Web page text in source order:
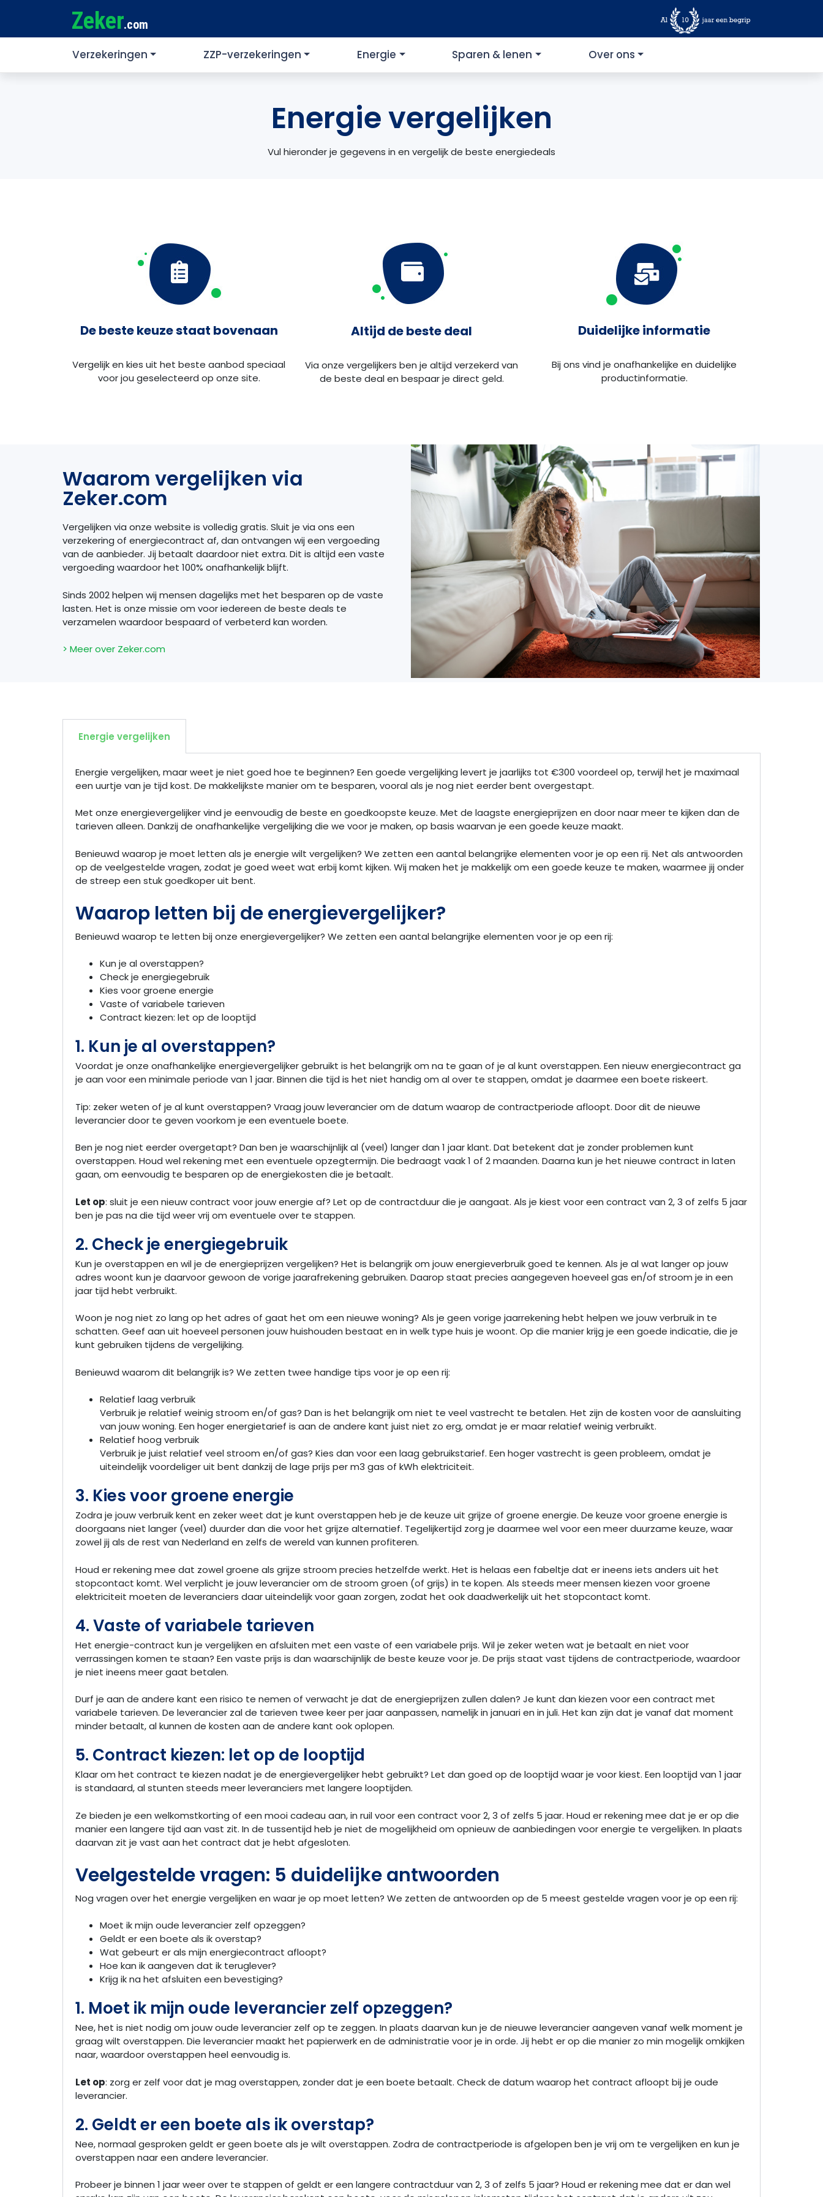
Zeker.com
Verzekeringen ZZP-verzekeringen Energie Sparen & lenen Over ons
Energie vergelijken
Vul hieronder je gegevens in en vergelijk de beste energiedeals
De beste keuze staat bovenaan
Vergelijk en kies uit het beste aanbod speciaal
voor jou geselecteerd op onze site.
Altijd de beste deal
Via onze vergelijkers ben je altijd verzekerd van
de beste deal en bespaar je direct geld.
Duidelijke informatie
Bij ons vind je onafhankelijke en duidelijke
productinformatie.
Waarom vergelijken via
Zeker.com
Vergelijken via onze website is volledig gratis. Sluit je via ons een
verzekering of energiecontract af, dan ontvangen wij een vergoeding
van de aanbieder. Jij betaalt daardoor niet extra. Dit is altijd een vaste
vergoeding waardoor het 100% onafhankelijk blijft.
Sinds 2002 helpen wij mensen dagelijks met het besparen op de vaste
lasten. Het is onze missie om voor iedereen de beste deals te
verzamelen waardoor bespaard of verbeterd kan worden.
> Meer over Zeker.com
Energie vergelijken
Energie vergelijken, maar weet je niet goed hoe te beginnen? Een goede vergelijking levert je jaarlijks tot €300 voordeel op, terwijl het je maximaal
een uurtje van je tijd kost. De makkelijkste manier om te besparen, vooral als je nog niet eerder bent overgestapt.
Met onze energievergelijker vind je eenvoudig de beste en goedkoopste keuze. Met de laagste energieprijzen en door naar meer te kijken dan de
tarieven alleen. Dankzij de onafhankelijke vergelijking die we voor je maken, op basis waarvan je een goede keuze maakt.
Benieuwd waarop je moet letten als je energie wilt vergelijken? We zetten een aantal belangrijke elementen voor je op een rij. Net als antwoorden
op de veelgestelde vragen, zodat je goed weet wat erbij komt kijken. Wij maken het je makkelijk om een goede keuze te maken, waarmee jij onder
de streep een stuk goedkoper uit bent.
Waarop letten bij de energievergelijker?
Benieuwd waarop te letten bij onze energievergelijker? We zetten een aantal belangrijke elementen voor je op een rij:
Kun je al overstappen?
Check je energiegebruik
Kies voor groene energie
Vaste of variabele tarieven
Contract kiezen: let op de looptijd
1. Kun je al overstappen?
Voordat je onze onafhankelijke energievergelijker gebruikt is het belangrijk om na te gaan of je al kunt overstappen. Een nieuw energiecontract ga
je aan voor een minimale periode van 1 jaar. Binnen die tijd is het niet handig om al over te stappen, omdat je daarmee een boete riskeert.
Tip: zeker weten of je al kunt overstappen? Vraag jouw leverancier om de datum waarop de contractperiode afloopt. Door dit de nieuwe
leverancier door te geven voorkom je een eventuele boete.
Ben je nog niet eerder overgetapt? Dan ben je waarschijnlijk al (veel) langer dan 1 jaar klant. Dat betekent dat je zonder problemen kunt
overstappen. Houd wel rekening met een eventuele opzegtermijn. Die bedraagt vaak 1 of 2 maanden. Daarna kun je het nieuwe contract in laten
gaan, om eenvoudig te besparen op de energiekosten die je betaalt.
Let op: sluit je een nieuw contract voor jouw energie af? Let op de contractduur die je aangaat. Als je kiest voor een contract van 2, 3 of zelfs 5 jaar
ben je pas na die tijd weer vrij om eventuele over te stappen.
2. Check je energiegebruik
Kun je overstappen en wil je de energieprijzen vergelijken? Het is belangrijk om jouw energieverbruik goed te kennen. Als je al wat langer op jouw
adres woont kun je daarvoor gewoon de vorige jaarafrekening gebruiken. Daarop staat precies aangegeven hoeveel gas en/of stroom je in een
jaar tijd hebt verbruikt.
Woon je nog niet zo lang op het adres of gaat het om een nieuwe woning? Als je geen vorige jaarrekening hebt helpen we jouw verbruik in te
schatten. Geef aan uit hoeveel personen jouw huishouden bestaat en in welk type huis je woont. Op die manier krijg je een goede indicatie, die je
kunt gebruiken tijdens de vergelijking.
Benieuwd waarom dit belangrijk is? We zetten twee handige tips voor je op een rij:
Relatief laag verbruik
Verbruik je relatief weinig stroom en/of gas? Dan is het belangrijk om niet te veel vastrecht te betalen. Het zijn de kosten voor de aansluiting
van jouw woning. Een hoger energietarief is aan de andere kant juist niet zo erg, omdat je er maar relatief weinig verbruikt.
Relatief hoog verbruik
Verbruik je juist relatief veel stroom en/of gas? Kies dan voor een laag gebruikstarief. Een hoger vastrecht is geen probleem, omdat je
uiteindelijk voordeliger uit bent dankzij de lage prijs per m3 gas of kWh elektriciteit.
3. Kies voor groene energie
Zodra je jouw verbruik kent en zeker weet dat je kunt overstappen heb je de keuze uit grijze of groene energie. De keuze voor groene energie is
doorgaans niet langer (veel) duurder dan die voor het grijze alternatief. Tegelijkertijd zorg je daarmee wel voor een meer duurzame keuze, waar
zowel jij als de rest van Nederland en zelfs de wereld van kunnen profiteren.
Houd er rekening mee dat zowel groene als grijze stroom precies hetzelfde werkt. Het is helaas een fabeltje dat er ineens iets anders uit het
stopcontact komt. Wel verplicht je jouw leverancier om de stroom groen (of grijs) in te kopen. Als steeds meer mensen kiezen voor groene
elektriciteit moeten de leveranciers daar uiteindelijk voor gaan zorgen, zodat het ook daadwerkelijk uit het stopcontact komt.
4. Vaste of variabele tarieven
Het energie-contract kun je vergelijken en afsluiten met een vaste of een variabele prijs. Wil je zeker weten wat je betaalt en niet voor
verrassingen komen te staan? Een vaste prijs is dan waarschijnlijk de beste keuze voor je. De prijs staat vast tijdens de contractperiode, waardoor
je niet ineens meer gaat betalen.
Durf je aan de andere kant een risico te nemen of verwacht je dat de energieprijzen zullen dalen? Je kunt dan kiezen voor een contract met
variabele tarieven. De leverancier zal de tarieven twee keer per jaar aanpassen, namelijk in januari en in juli. Het kan zijn dat je vanaf dat moment
minder betaalt, al kunnen de kosten aan de andere kant ook oplopen.
5. Contract kiezen: let op de looptijd
Klaar om het contract te kiezen nadat je de energievergelijker hebt gebruikt? Let dan goed op de looptijd waar je voor kiest. Een looptijd van 1 jaar
is standaard, al stunten steeds meer leveranciers met langere looptijden.
Ze bieden je een welkomstkorting of een mooi cadeau aan, in ruil voor een contract voor 2, 3 of zelfs 5 jaar. Houd er rekening mee dat je er op die
manier een langere tijd aan vast zit. In de tussentijd heb je niet de mogelijkheid om opnieuw de aanbiedingen voor energie te vergelijken. In plaats
daarvan zit je vast aan het contract dat je hebt afgesloten.
Veelgestelde vragen: 5 duidelijke antwoorden
Nog vragen over het energie vergelijken en waar je op moet letten? We zetten de antwoorden op de 5 meest gestelde vragen voor je op een rij:
Moet ik mijn oude leverancier zelf opzeggen?
Geldt er een boete als ik overstap?
Wat gebeurt er als mijn energiecontract afloopt?
Hoe kan ik aangeven dat ik teruglever?
Krijg ik na het afsluiten een bevestiging?
1. Moet ik mijn oude leverancier zelf opzeggen?
Nee, het is niet nodig om jouw oude leverancier zelf op te zeggen. In plaats daarvan kun je de nieuwe leverancier aangeven vanaf welk moment je
graag wilt overstappen. Die leverancier maakt het papierwerk en de administratie voor je in orde. Jij hebt er op die manier zo min mogelijk omkijken
naar, waardoor overstappen heel eenvoudig is.
Let op: zorg er zelf voor dat je mag overstappen, zonder dat je een boete betaalt. Check de datum waarop het contract afloopt bij je oude
leverancier.
2. Geldt er een boete als ik overstap?
Nee, normaal gesproken geldt er geen boete als je wilt overstappen. Zodra de contractperiode is afgelopen ben je vrij om te vergelijken en kun je
overstappen naar een andere leverancier.
Probeer je binnen 1 jaar weer over te stappen of geldt er een langere contractduur van 2, 3 of zelfs 5 jaar? Houd er rekening mee dat er dan wel